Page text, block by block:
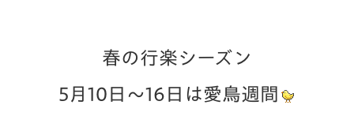
春の行楽シーズン
5月10日～16日は愛鳥週間